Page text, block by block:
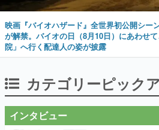
映画『バイオハザード』全世界初公開シー
が解禁。バイオの日（8月10日）にあわせ
院」へ行く配達人の姿が披露
カテゴリーピック
インタビュー